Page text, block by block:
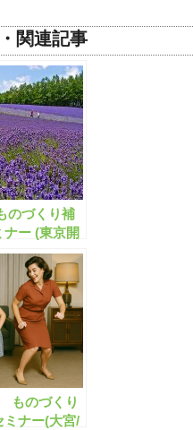
関連記事
のづくり補
ナー (東京開
信) 「夜の
加開催致しま
ものづくり
ミナー(大宮/